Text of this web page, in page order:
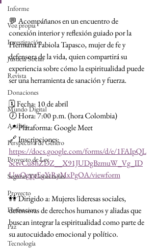
Informe
Voz propia
Investigación
Justicia Social
Revista
Donaciones
Mundo Digital
Análisis
Perspectiva de Género
Proyecto de Ley
Seguras Y Conectadas
Proyecto
Formacion
Paz
Tecnología
💬 Acompáñanos en un encuentro de
conexión interior y reflexión guiado por la
Hermana Fabiola Tapasco, mujer de fe y
defensora de la vida, quien compartirá su
experiencia sobre cómo la espiritualidad puede
ser una herramienta de sanación y fuerza.
🗓 Fecha: 10 de abril
🕖 Hora: 7:00 p.m. (hora Colombia)
📍 Plataforma: Google Meet
🔗 Inscripciones:
https://docs.google.com/forms/d/e/1FAIpQL
SctvCu8hZDZ__X91JUDgBzmuW_Vg_ID
UwOggpEgYtRyMxPgOA/viewform
👭 Dirigido a: Mujeres lideresas sociales,
defensoras de derechos humanos y aliadas que
buscan integrar la espiritualidad como parte de
su autocuidado emocional y político.